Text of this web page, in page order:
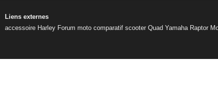
Liens externes
accessoire Harley Forum moto comparatif scooter Quad Yamaha Raptor